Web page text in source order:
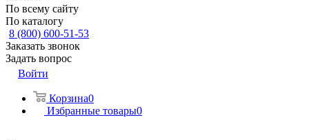
По всему сайту
По каталогу
8 (800) 600-51-53
Заказать звонок
Задать вопрос
Войти
Корзина0
Избранные товары0